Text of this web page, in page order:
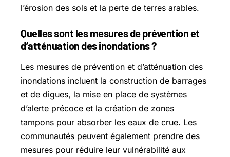
l’érosion des sols et la perte de terres arables.
Quelles sont les mesures de prévention et
d’atténuation des inondations ?
Les mesures de prévention et d’atténuation des
inondations incluent la construction de barrages
et de digues, la mise en place de systèmes
d’alerte précoce et la création de zones
tampons pour absorber les eaux de crue. Les
communautés peuvent également prendre des
mesures pour réduire leur vulnérabilité aux